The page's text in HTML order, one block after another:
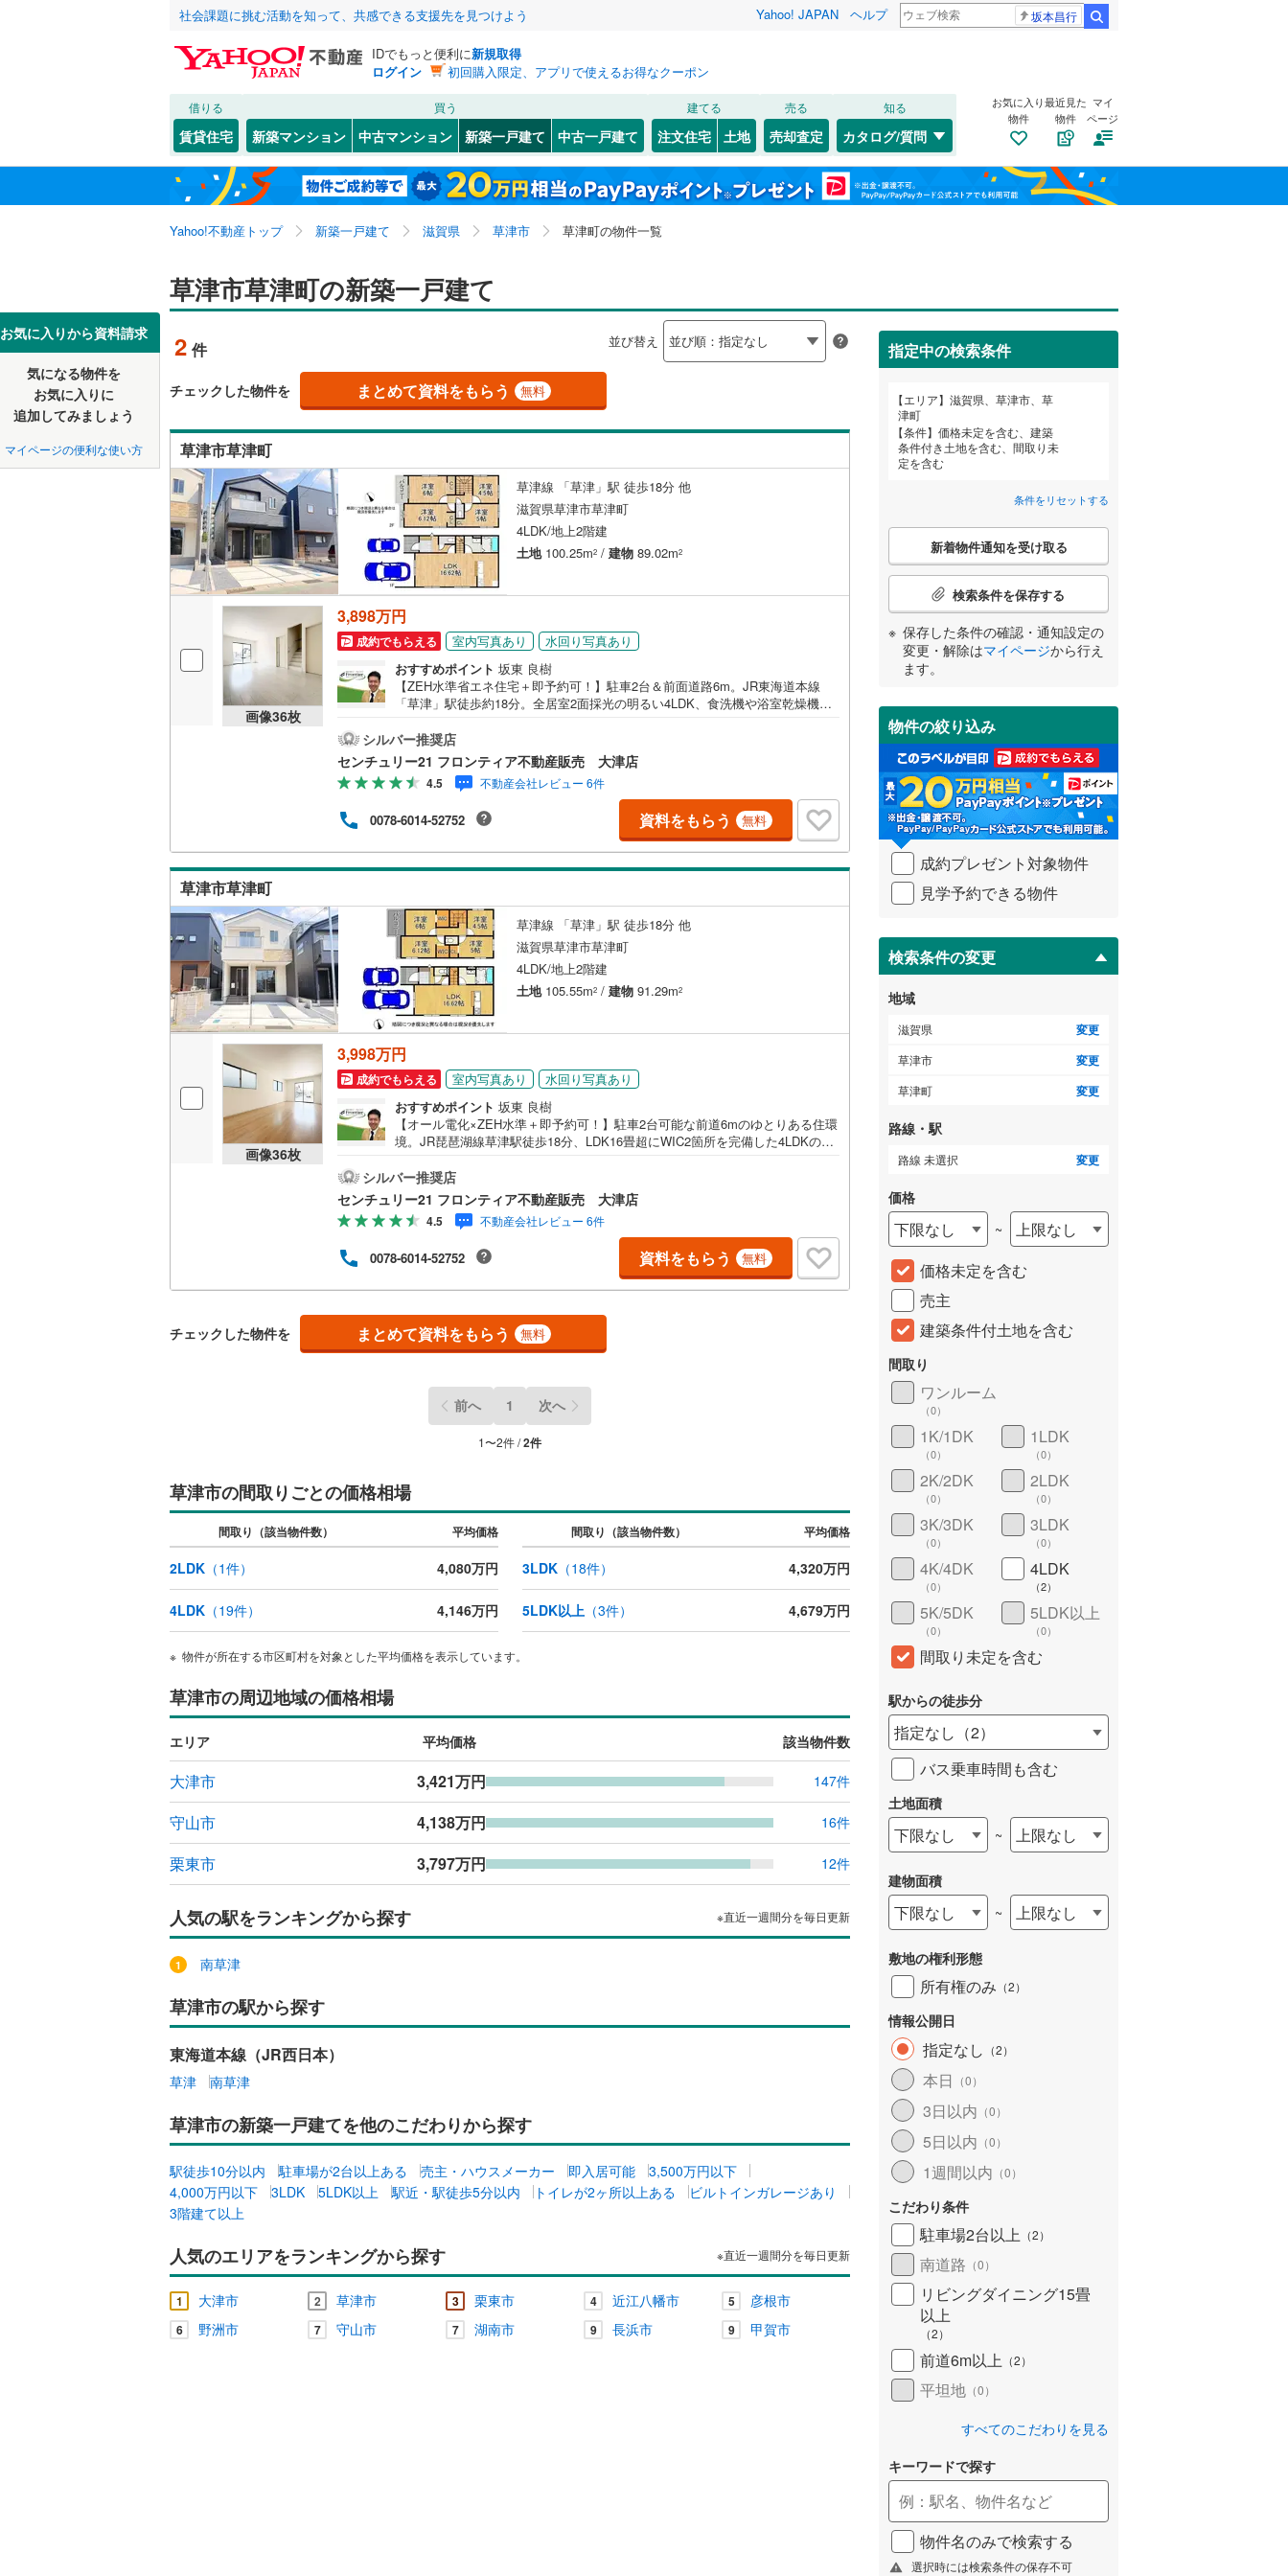
社会課題に挑む活動を知って、共感できる支援先を見つけよう Yahoo! JAPAN ヘルプ 坂本昌行
IDでもっと便利に新規取得
ログイン
初回購入限定、アプリで使えるお得なクーポン
借りる
賃貸住宅
買う
新築マンション 中古マンション 新築一戸建て 中古一戸建て
建てる
注文住宅 土地
売る
売却査定
知る
カタログ/質問
お気に入り
物件
最近見た
物件
マイ
ページ
Yahoo!不動産トップ 新築一戸建て 滋賀県 草津市 草津町の物件一覧
お気に入りから資料請求
気になる物件を
お気に入りに
追加してみましょう
マイページの便利な使い方
草津市草津町の新築一戸建て
2 件 並び替え
チェックした物件を まとめて資料をもらう 無料
草津市草津町
草津線 「草津」駅 徒歩18分 他
滋賀県草津市草津町
4LDK/地上2階建
土地100.25m2 / 建物 89.02m2
画像36枚
3,898万円
成約でもらえる 室内写真あり
水回り写真あり
おすすめポイント 坂東 良樹
【ZEH水準省エネ住宅＋即予約可！】駐車2台＆前面道路6m。JR東海道本線
「草津」駅徒歩約18分。全居室2面採光の明るい4LDK、食洗機や浴室乾燥機な
ネ住宅で、家計に優しいオール電化仕様・「はぴeセットソラレジ＋」採用、太
陽光発電設備のリース付・並列駐車2台可能！前面道路は幅員約6.43mと広く駐
車もスムーズ・家事動線に優れた4LDK。全居室2面採光で通風・陽当り良好・
食洗機、浴室暖房乾燥機、玄関収納、2か所のトイレなど充実の設備 立地・草
津市立山田小学校まで徒歩約31分・草津市立松原中学校まで徒歩約27分・バロ
ー草津店まで徒歩約8分・セブンイレブン草津湖南農業高校前店まで徒歩約9分
弊社が選ばれる理由 1.お金の扱い方のプロ、ファイナンシャルプランナーが資
金計画をサポート！2.買い替えなどにも対応できる売却専門チームあり！3.たく
さんの銀行と繋がりがあるため、最も低金利になるように審査が可能！
シルバー推奨店
センチュリー21 フロンティア不動産販売 大津店
4.5 不動産会社レビュー 6件
0078-6014-52752 資料をもらう 無料
草津市草津町
草津線 「草津」駅 徒歩18分 他
滋賀県草津市草津町
4LDK/地上2階建
土地105.55m2 / 建物 91.29m2
画像36枚
3,998万円
成約でもらえる 室内写真あり
水回り写真あり
おすすめポイント 坂東 良樹
【オール電化×ZEH水準＋即予約可！】駐車2台可能な前道6mのゆとりある住環
境。JR琵琶湖線草津駅徒歩18分、LDK16畳超にWIC2箇所を完備した4LDKの新
宅・広々としたLDKは約16.62畳、家族の会話が弾む対面キッチン・2箇所のウ
ォークインクローゼットや玄関収納など充実の収納スペース・並列駐車2台可
能、前面道路は幅員約6.45mで車の出し入れもスムーズ・全室2面採光を確保し
た、通風・陽当り良好な設計 立地・草津市立山田小学校まで徒歩約31分・草津
市立松原中学校まで徒歩約27分 弊社が選ばれる理由 1.お金の扱い方のプロ、フ
ァイナンシャルプランナーが資金計画をサポート！2.買い替えなどにも対応で
きる売却専門チームあり！3.たくさんの銀行と繋がりがあるため、最も低金利
になるように審査が可能！4.物件のお引渡し後に必要になったお家のリフォー
ムも弊社のリフォームプランナーがご提案！
シルバー推奨店
センチュリー21 フロンティア不動産販売 大津店
4.5 不動産会社レビュー 6件
0078-6014-52752 資料をもらう 無料
チェックした物件を まとめて資料をもらう 無料
前へ 1 次へ
1〜2件 /2件
草津市の間取りごとの価格相場
間取り（該当物件数） 平均価格 間取り（該当物件数） 平均価格
2LDK （1件） 4,080万円 3LDK（18件） 4,320万円
4LDK （19件） 4,146万円 5LDK以上（3件） 4,679万円
物件が所在する市区町村を対象とした平均価格を表示しています。
草津市の周辺地域の価格相場
エリア 平均価格 該当物件数
大津市 3,421万円 147件
守山市 4,138万円 16件
栗東市 3,797万円 12件
人気の駅をランキングから探す ※直近一週間分を毎日更新
南草津
草津市の駅から探す
東海道本線（JR西日本）
草津 南草津
草津市の新築一戸建てを他のこだわりから探す
駅徒歩10分以内 駐車場が2台以上ある 売主・ハウスメーカー 即入居可能
3,500万円以下
4,000万円以下
3LDK 5LDK以上 駅近・駅徒歩5分以内 トイレが2ヶ所以上ある
ビルトインガレージあり
3階建て以上
人気のエリアをランキングから探す ※直近一週間分を毎日更新
1 大津市 2 草津市 3 栗東市 4 近江八幡市 5 彦根市
6 野洲市 7 守山市 7 湖南市 9 長浜市 9 甲賀市
指定中の検索条件
エリア
滋賀県、草津市、草
津町
条件
価格未定を含む、建築
条件付き土地を含む、間取り未
定を含む
条件をリセットする
こ
検
条
件
受
け
取
る
・
条
件
を
イ
ペ
ジ
に
保
存
す
る
新着物件通知を受け取る
検索条件を保存する
保存した条件の確認・通知設定の
変更・解除はマイページから行え
ます。
物件の絞り込み
成約プレゼント対象物件
見学予約できる物件
検索条件の変更
地域
滋賀県 変更
草津市 変更
草津町 変更
路線・駅
路線 未選択 変更
価格
下限なし ~
上限なし
価格未定を含む
売主
建築条件付土地を含む
間取り
ワンルーム
（0）
1K/1DK
（0）
1LDK
（0）
2K/2DK
（0）
2LDK
（0）
3K/3DK
（0）
3LDK
（0）
4K/4DK
（0）
4LDK
（2）
5K/5DK
（0）
5LDK以上
（0）
間取り未定を含む
駅からの徒歩分
指定なし （2）
バス乗車時間も含む
土地面積
下限なし ~ 上限なし
建物面積
下限なし ~ 上限なし
敷地の権利形態
所有権のみ （2）
情報公開日
指定なし （2）
本日 （0）
3日以内 （0）
5日以内 （0）
1週間以内 （0）
こだわり条件
駐車場2台以上 （2）
南道路 （0）
リビングダイニング15畳
以上
（2）
前道6m以上 （2）
平坦地 （0）
すべてのこだわりを見る
キーワードで探す
物件名のみで検索する
選択時には検索条件の保存不可
北海道 北海道
東北 青森 岩手 宮城 秋田 山形 福島
関東 東京 神奈川 埼玉 千葉
信越・北陸 新潟 長野
三重
近畿 大阪 兵庫
中国 鳥取 島根 岡山 広島 山口
四国 徳島 香川 愛媛 高知
九州・沖縄 福岡 佐賀 長崎 鹿児島 沖縄
該当物件0 この条件で検索する 条件をリセットする
大津市(147) 彦根市(17) 長浜市(16)
近江八幡市(12) 草津市(43) 守山市(16)
栗東市
12) 甲賀市
湖南市
7)
米原市(1) 蒲生郡日野町(0) 蒲生郡竜王町(0)
犬上郡豊郷町 (0) 犬上郡甲良町(0)
犬上郡多賀町(0)
該当物件0 この条件で検索する 条件をリセットする
青地町(1) 芦浦町(1) 木川町(5)
草津(2) 草津町(2) 西渋川(3)
西矢倉
3) 野路町
東矢倉
3)
上笠(11) 野村(1) 南笠東(1)
該当物件0 この条件で検索する 条件をリセットする
JR 東海道本線（JR東海）(0) 東海道本線（JR西日本）(2) 北陸本線(0
湖西線(0) 草津線(2) 東海道新幹線
私鉄・その他 近江鉄道近江本線(0) 近江鉄道多賀線(0) 近江鉄道八日市線(0)
該当物件0 この条件で検索する 条件をリセットする
該当物件0 この条件で検索する 条件をリセットする
こだわり条件 設備
床暖房（0） オール電化（2） トイレ２か所（2）
駐車場2台以上（2） ビルトインガレージ（0） 太陽光発電システム（0）
ＴＶモニタ付インターホン
防犯カメラ
配置、向き、建ち方、日当たり
角地（0） 南道路（0）
平坦地（0）
LD
リビングダイニング15畳以上
（
）
構造・規模・施工・品質・工法関連
耐震、免震、制震構造
（0）
住宅性能評価付き（0）
長期優良住宅（0）
大規模（総区画数50戸以上）
最寄りの駅が始発駅（0） 海まで2km以内 小学校まで1km以内（0）
バリアフリー住宅（0） 間取り変更可能（0）
二世帯向け（0） 平屋・1階建て（0） 3階建て以上（ 0）
サービスルーム（納戸）（0）
キッチン
独立型キッチン （ 対面キッチン
浴室
浴室乾燥機あり（2）
バルコニー、庭
ウッドデッキあり
収納
ウォークインクローゼット
床下収納（0）
販売、価格、契約、入居関連など
オンライン内見(相談)可（
オンライン対応とは？ 詳しく見る
該当物件0 この条件で検索する 条件をリセットする
検索条件を保存しました
この検索条件の新着物件通知は、 マイページから設定できます。
保存した条件を見る
滋賀県、草津市、草津町、価格未定を含む、建築条件付
き土地を含む、間取り未定を含む
検索条件を保存する
マイページ
お気に入りリストを見る
閉じる
お気に入りリストを見る
閉じる